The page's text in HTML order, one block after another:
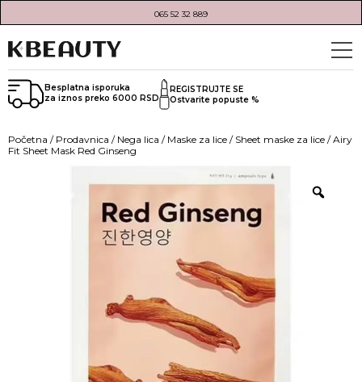
065 52 32 889
Besplatna isporuka
za iznos preko 6000 RSD
REGISTRUJTE SE
Ostvarite popuste %
Početna / Prodavnica / Nega lica / Maske za lice / Sheet maske za lice / Airy
Fit Sheet Mask Red Ginseng